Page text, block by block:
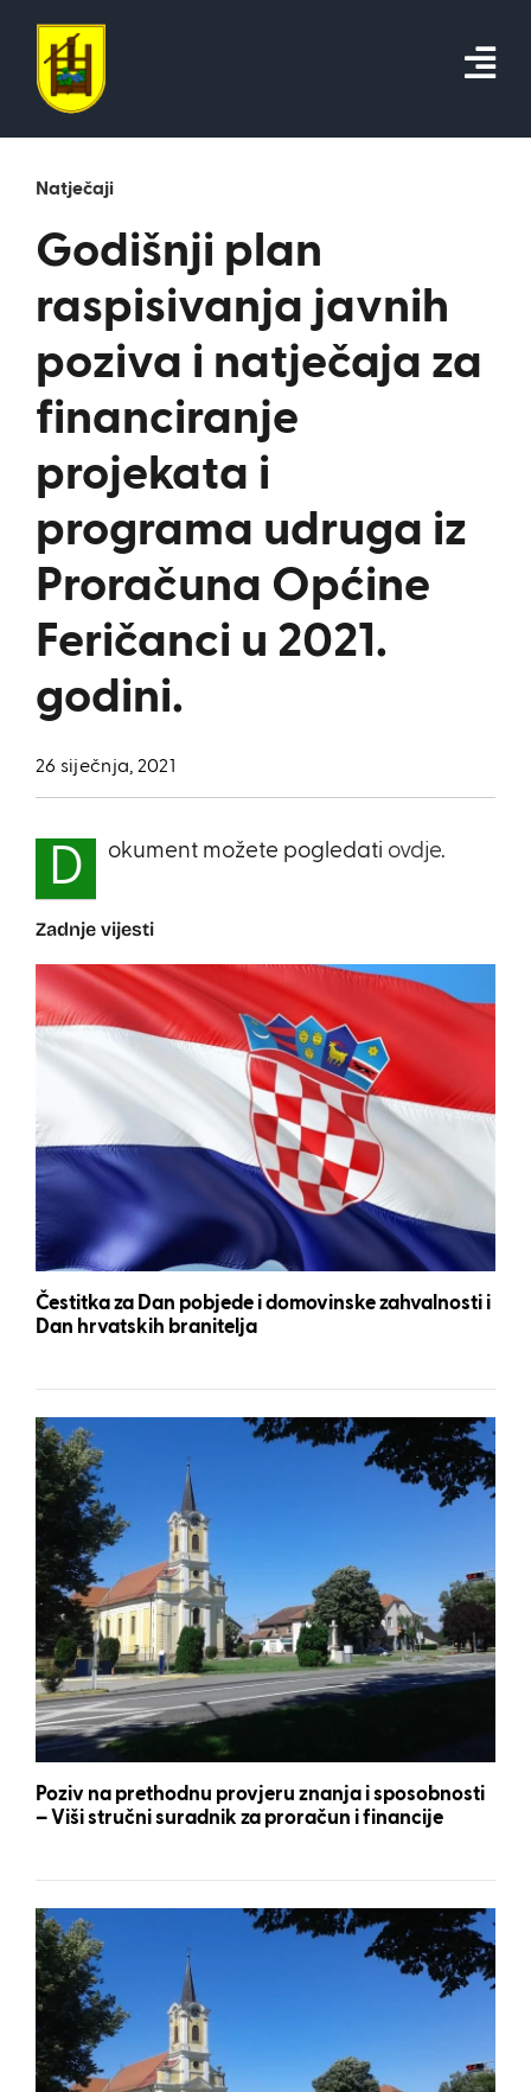
content
Natječaji
Godišnji plan
raspisivanja javnih
poziva i natječaja za
financiranje
projekata i
programa udruga iz
Proračuna Općine
Feričanci u 2021.
godini.
26 siječnja, 2021
D okument možete pogledati ovdje.
Zadnje vijesti
Čestitka za Dan pobjede i domovinske zahvalnosti i
Dan hrvatskih branitelja
Poziv na prethodnu provjeru znanja i sposobnosti
– Viši stručni suradnik za proračun i financije